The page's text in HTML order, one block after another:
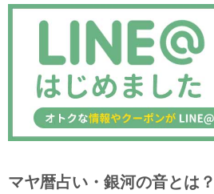
マヤ暦占い・銀河の音とは？